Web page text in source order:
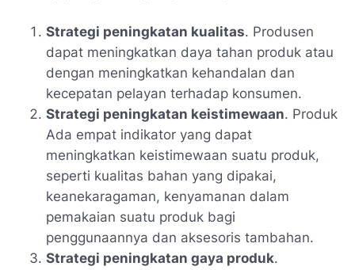
Strategi peningkatan kualitas. Produsen
dapat meningkatkan daya tahan produk atau
dengan meningkatkan kehandalan dan
kecepatan pelayan terhadap konsumen.
Strategi peningkatan keistimewaan. Produk
Ada empat indikator yang dapat
meningkatkan keistimewaan suatu produk,
seperti kualitas bahan yang dipakai,
keanekaragaman, kenyamanan dalam
pemakaian suatu produk bagi
penggunaannya dan aksesoris tambahan.
Strategi peningkatan gaya produk.